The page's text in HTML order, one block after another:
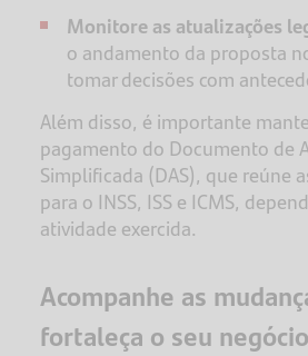
Monitore as atualizações
o andamento da proposta
tomar decisões com
Além disso, é importante
pagamento do Documento de
Simplificada (DAS), que reúne
para o INSS, ISS e ICMS,
atividade exercida.
Acompanhe as
fortaleça o seu negócio